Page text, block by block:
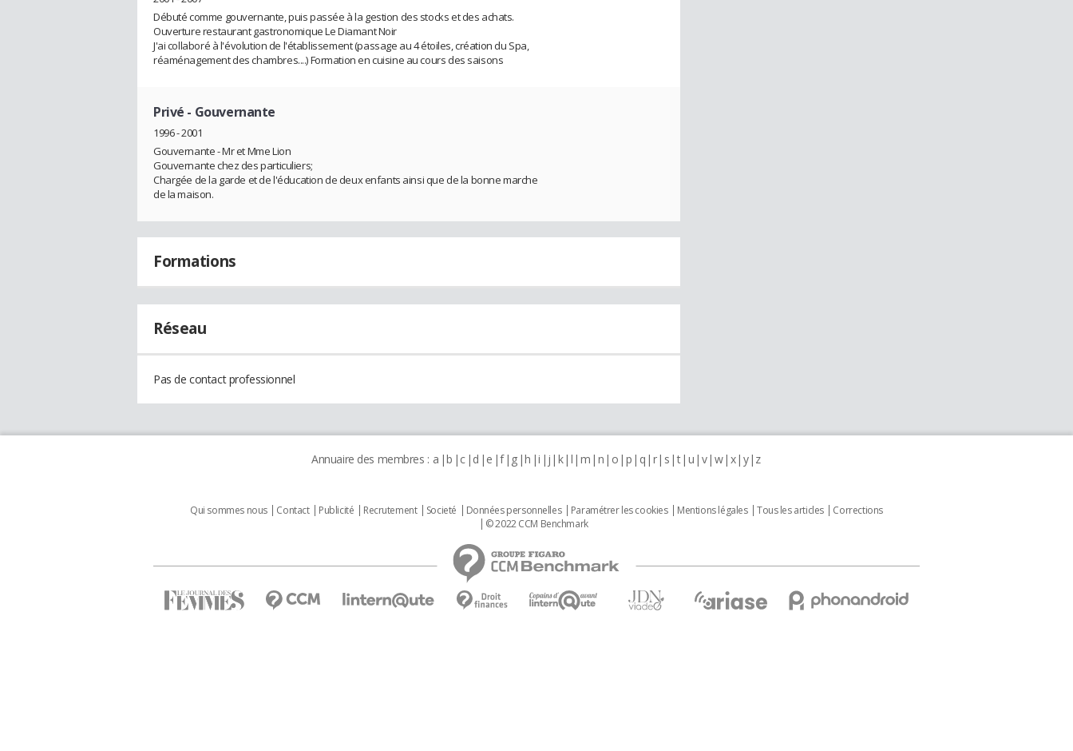
Débuté comme gouvernante, puis passée à la gestion des stocks et des achats.
Ouverture restaurant gastronomique Le Diamant Noir
J'ai collaboré à l'évolution de l'établissement (passage au 4 étoiles, création du Spa,
réaménagement des chambres....) Formation en cuisine au cours des saisons
Privé - Gouvernante
1996 - 2001
Gouvernante - Mr et Mme Lion
Gouvernante chez des particuliers;
Chargée de la garde et de l'éducation de deux enfants ainsi que de la bonne marche
de la maison.
Formations
Réseau
Pas de contact professionnel
Annuaire des membres : a b c d e f g h i j k l m n o p q r s t u v w x y z
Qui sommes nous Contact Publicité Recrutement Societé Données personnelles Paramétrer les cookies Mentions légales Tous les articles
Corrections
© 2022 CCM Benchmark